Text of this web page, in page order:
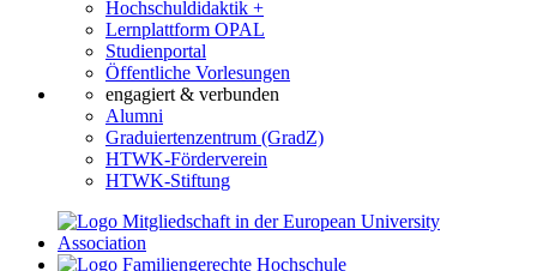
Hochschuldidaktik +
Lernplattform OPAL
Studienportal
Öffentliche Vorlesungen
engagiert & verbunden
Alumni
Graduiertenzentrum (GradZ)
HTWK-Förderverein
HTWK-Stiftung